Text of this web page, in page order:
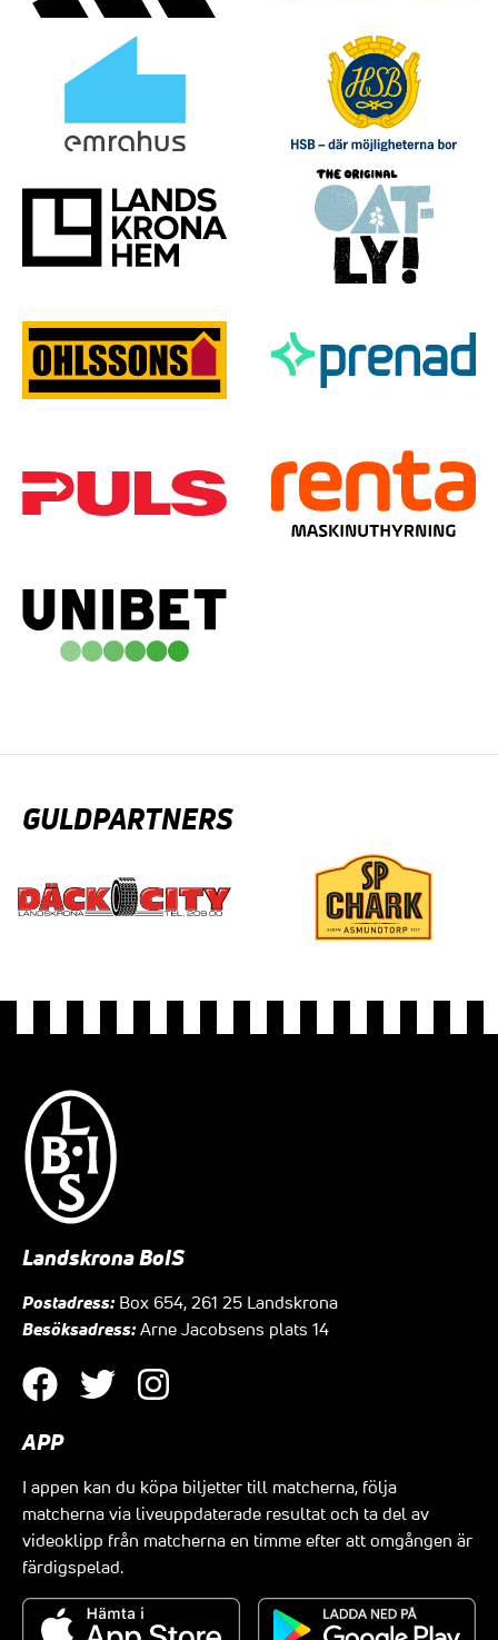
GULDPARTNERS
Landskrona BoIS
Postadress: Box 654, 261 25 Landskrona
Besöksadress: Arne Jacobsens plats 14
APP
I appen kan du köpa biljetter till matcherna, följa
matcherna via liveuppdaterade resultat och ta del av
videoklipp från matcherna en timme efter att omgången är
färdigspelad.